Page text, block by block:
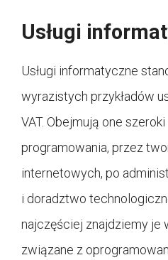
Usługi
Usługi informatyczne
wyrazistych przykładów
VAT. Obejmują one
programowania, przez
internetowych, po
i doradztwo
najczęściej znajdziemy je
związane z